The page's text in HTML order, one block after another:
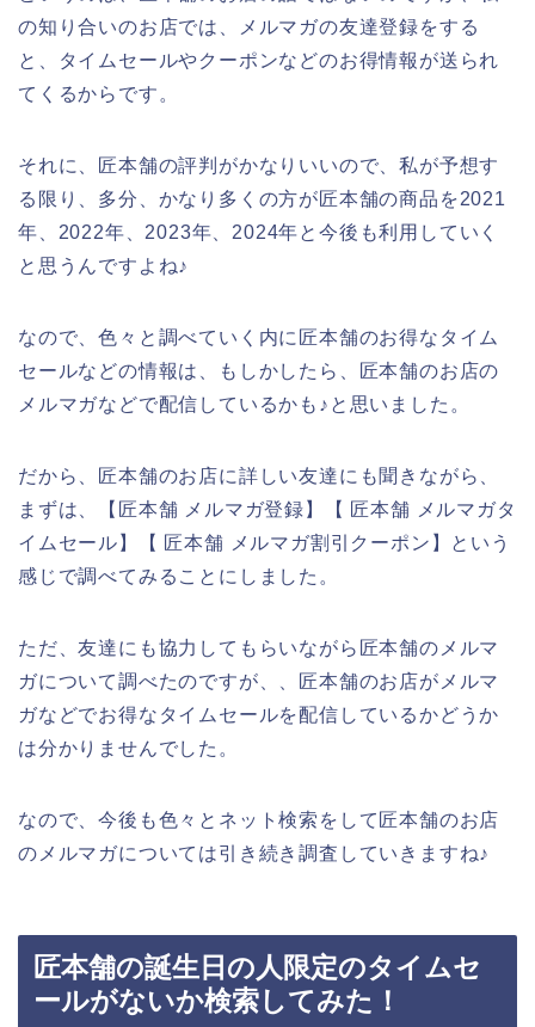
の知り合いのお店では、メルマガの友達登録をする
と、タイムセールやクーポンなどのお得情報が送られ
てくるからです。
それに、匠本舗の評判がかなりいいので、私が予想す
る限り、多分、かなり多くの方が匠本舗の商品を2021
年、2022年、2023年、2024年と今後も利用していく
と思うんですよね♪
なので、色々と調べていく内に匠本舗のお得なタイム
セールなどの情報は、もしかしたら、匠本舗のお店の
メルマガなどで配信しているかも♪と思いました。
だから、匠本舗のお店に詳しい友達にも聞きながら、
まずは、【匠本舗 メルマガ登録】【 匠本舗 メルマガタ
イムセール】【 匠本舗 メルマガ割引クーポン】という
感じで調べてみることにしました。
ただ、友達にも協力してもらいながら匠本舗のメルマ
ガについて調べたのですが、、匠本舗のお店がメルマ
ガなどでお得なタイムセールを配信しているかどうか
は分かりませんでした。
なので、今後も色々とネット検索をして匠本舗のお店
のメルマガについては引き続き調査していきますね♪
匠本舗の誕生日の人限定のタイムセ
ールがないか検索してみた！